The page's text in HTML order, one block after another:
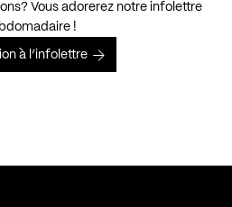
Vous adorerez notre infolettre
!
à l’infolettre